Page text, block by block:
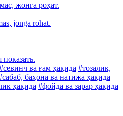
жонга роҳат.
jonga rohat.
#севинч ва ғам ҳақида #тозалик,
баҳона ва натижа ҳақида
ҳақида #фойда ва зарар ҳақида